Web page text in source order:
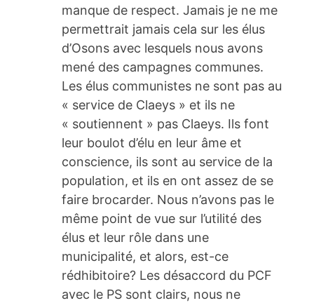
manque de respect. Jamais je ne me
permettrait jamais cela sur les élus
d’Osons avec lesquels nous avons
mené des campagnes communes.
Les élus communistes ne sont pas au
« service de Claeys » et ils ne
« soutiennent » pas Claeys. Ils font
leur boulot d’élu en leur âme et
conscience, ils sont au service de la
population, et ils en ont assez de se
faire brocarder. Nous n’avons pas le
même point de vue sur l’utilité des
élus et leur rôle dans une
municipalité, et alors, est-ce
rédhibitoire? Les désaccord du PCF
avec le PS sont clairs, nous ne